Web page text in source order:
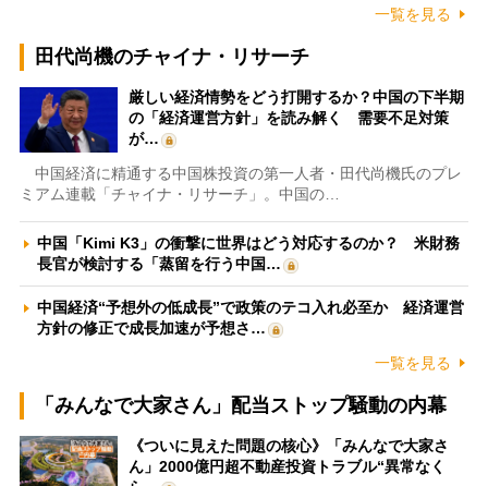
一覧を見る
田代尚機のチャイナ・リサーチ
厳しい経済情勢をどう打開するか？中国の下半期
の「経済運営方針」を読み解く 需要不足対策
が…
中国経済に精通する中国株投資の第一人者・田代尚機氏のプレ
ミアム連載「チャイナ・リサーチ」。中国の…
中国「Kimi K3」の衝撃に世界はどう対応するのか？ 米財務
長官が検討する「蒸留を行う中国…
中国経済“予想外の低成長”で政策のテコ入れ必至か 経済運営
方針の修正で成長加速が予想さ…
一覧を見る
「みんなで大家さん」配当ストップ騒動の内幕
《ついに見えた問題の核心》「みんなで大家さ
ん」2000億円超不動産投資トラブル“異常なく